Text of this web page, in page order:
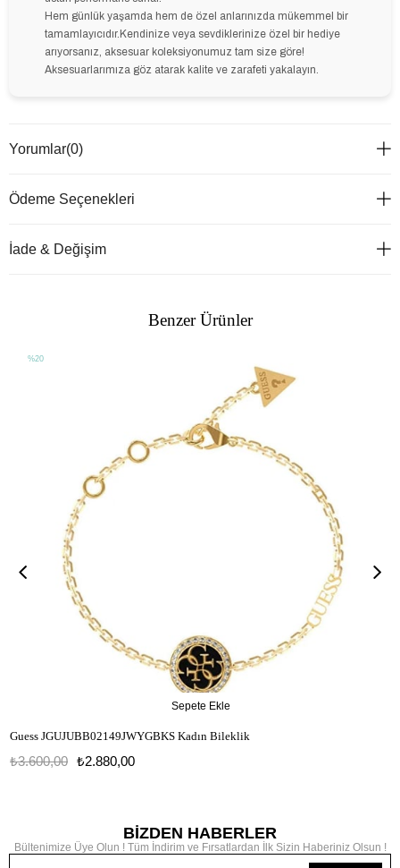
Hem günlük yaşamda hem de özel anlarınızda mükemmel bir
tamamlayıcıdır.Kendinize veya sevdiklerinize özel bir hediye
arıyorsanız, aksesuar koleksiyonumuz tam size göre!
Aksesuarlarımıza göz atarak kalite ve zarafeti yakalayın.
Yorumlar(0)
Ödeme Seçenekleri
İade & Değişim
Benzer Ürünler
Guess JGUJUBB02149JWYGBKS Kadın Bileklik
₺2.880,00
₺3.600,00
Sepete Ekle
%20
BİZDEN HABERLER
Bültenimize Üye Olun ! Tüm İndirim ve Fırsatlardan İlk Sizin Haberiniz Olsun !